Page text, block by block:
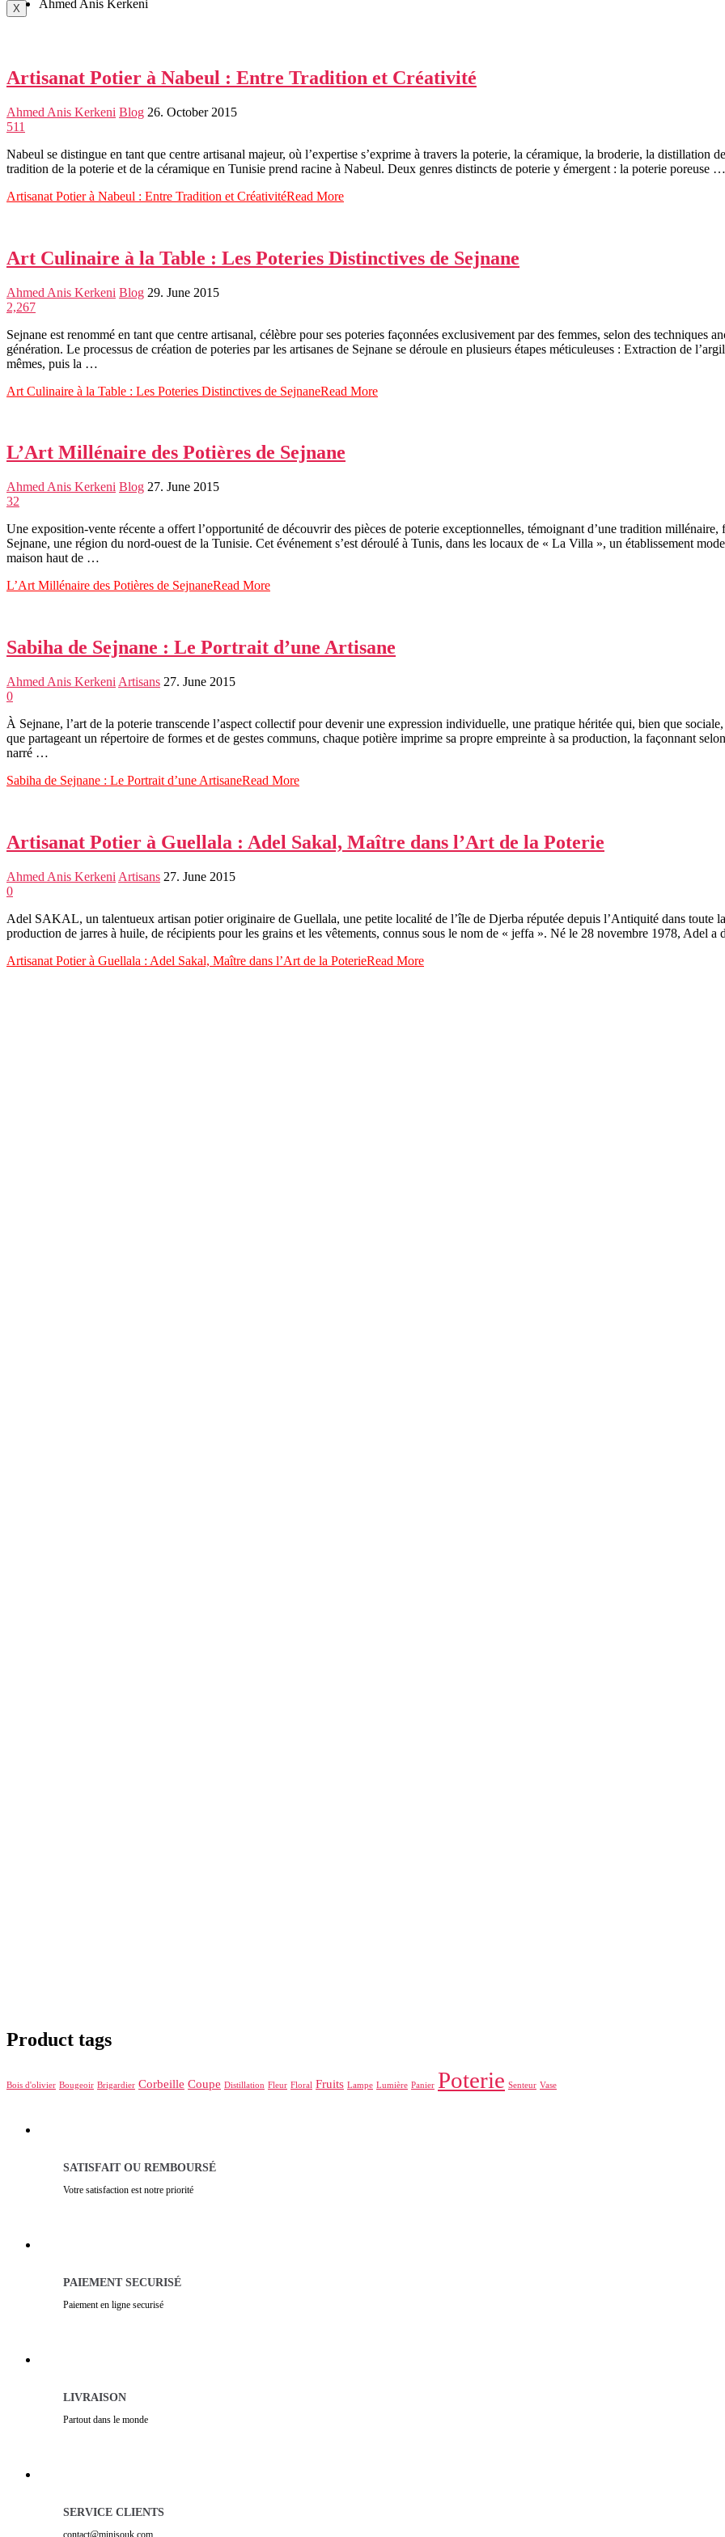
X
Ahmed Anis Kerkeni
Artisanat Potier à Nabeul : Entre Tradition et Créativité
Ahmed Anis Kerkeni Blog 26. October 2015
511
Nabeul se distingue en tant que centre artisanal majeur, où l’expertise s’exprime à travers la poterie, la céramique, la broderie, la distillation
tradition de la poterie et de la céramique en Tunisie prend racine à Nabeul. Deux genres distincts de poterie y émergent : la poterie poreuse …
Artisanat Potier à Nabeul : Entre Tradition et CréativitéRead More
Art Culinaire à la Table : Les Poteries Distinctives de Sejnane
Ahmed Anis Kerkeni Blog 29. June 2015
2,267
Sejnane est renommé en tant que centre artisanal, célèbre pour ses poteries façonnées exclusivement par des femmes, selon des techniques
génération. Le processus de création de poteries par les artisanes de Sejnane se déroule en plusieurs étapes méticuleuses : Extraction de
mêmes, puis la …
Art Culinaire à la Table : Les Poteries Distinctives de SejnaneRead More
L’Art Millénaire des Potières de Sejnane
Ahmed Anis Kerkeni Blog 27. June 2015
32
Une exposition-vente récente a offert l’opportunité de découvrir des pièces de poterie exceptionnelles, témoignant d’une tradition millénaire,
Sejnane, une région du nord-ouest de la Tunisie. Cet événement s’est déroulé à Tunis, dans les locaux de « La Villa », un établissement
maison haut de …
L’Art Millénaire des Potières de SejnaneRead More
Sabiha de Sejnane : Le Portrait d’une Artisane
Ahmed Anis Kerkeni Artisans 27. June 2015
0
À Sejnane, l’art de la poterie transcende l’aspect collectif pour devenir une expression individuelle, une pratique héritée qui, bien que
que partageant un répertoire de formes et de gestes communs, chaque potière imprime sa propre empreinte à sa production, la façonnant
narré …
Sabiha de Sejnane : Le Portrait d’une ArtisaneRead More
Artisanat Potier à Guellala : Adel Sakal, Maître dans l’Art de la Poterie
Ahmed Anis Kerkeni Artisans 27. June 2015
0
Adel SAKAL, un talentueux artisan potier originaire de Guellala, une petite localité de l’île de Djerba réputée depuis l’Antiquité dans toute
production de jarres à huile, de récipients pour les grains et les vêtements, connus sous le nom de « jeffa ». Né le 28 novembre 1978, Adel a
Artisanat Potier à Guellala : Adel Sakal, Maître dans l’Art de la PoterieRead More
Product tags
Bois d'olivier Bougeoir Brigardier Corbeille Coupe Distillation Fleur Floral Fruits Lampe Lumière Panier Poterie Senteur Vase
SATISFAIT OU REMBOURSÉ
Votre satisfaction est notre priorité
PAIEMENT SECURISÉ
Paiement en ligne securisé
LIVRAISON
Partout dans le monde
SERVICE CLIENTS
contact@minisouk.com